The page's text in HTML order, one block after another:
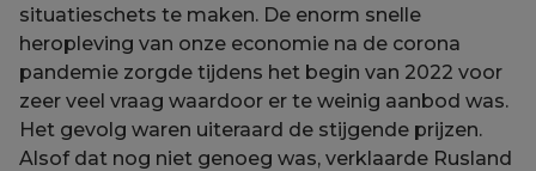
situatieschets te maken. De enorm snelle
heropleving van onze economie na de corona
pandemie zorgde tijdens het begin van 2022 voor
zeer veel vraag waardoor er te weinig aanbod was.
Het gevolg waren uiteraard de stijgende prijzen.
Alsof dat nog niet genoeg was, verklaarde Rusland